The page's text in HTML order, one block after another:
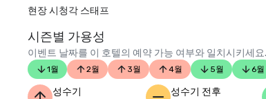
현장 시청각 스태프
시즌별 가용성
이벤트 날짜를 이 호텔의 예약 가능 여부와 일치시키세
1월 2월 3월 4월 5월 6월
성수기
성수기 전후